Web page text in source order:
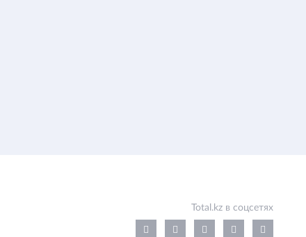
Total.kz в соцсетях